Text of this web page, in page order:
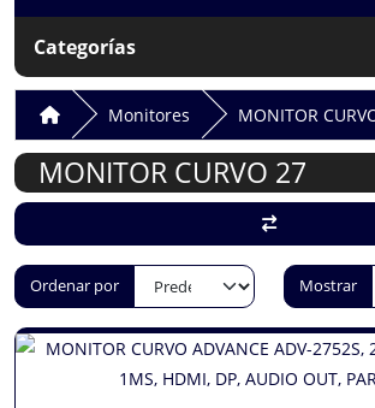
Categorías
Monitores MONITOR
MONITOR CURVO 27
Ordenar por Mostrar